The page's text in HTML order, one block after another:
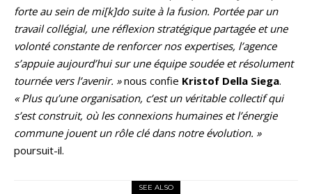
forte au sein de mi[k]do suite à la fusion. Portée par un
travail collégial, une réflexion stratégique partagée et une
volonté constante de renforcer nos expertises, l’agence
s’appuie aujourd’hui sur une équipe soudée et résolument
tournée vers l’avenir. »nous confie Kristof Della Siega.
« Plus qu’une organisation, c’est un véritable collectif qui
s’est construit, où les connexions humaines et l’énergie
commune jouent un rôle clé dans notre évolution. »
poursuit-il.
SEE ALSO